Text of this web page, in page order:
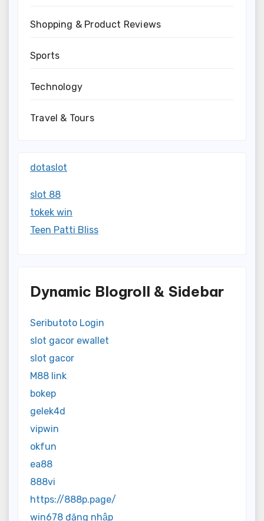
Shopping & Product Reviews
Sports
Technology
Travel & Tours
dotaslot
slot 88
tokek win
Teen Patti Bliss
Dynamic Blogroll & Sidebar
Seributoto Login
slot gacor ewallet
slot gacor
M88 link
bokep
gelek4d
vipwin
okfun
ea88
888vi
https://888p.page/
win678 đăng nhập